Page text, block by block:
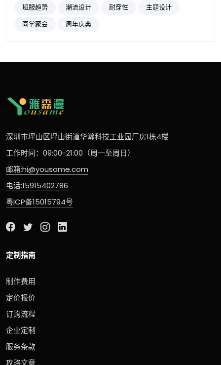
班服趋势
潮流设计 耐穿性
主题设计
同学聚会
周年庆典
深圳市坪山区坪山街道华瀚科技工业园厂房1栋4楼
工作时间：09:00-21:00（周一至周日）
邮箱:hi@yousame.com
电话:15915402786
粤ICP备15015794号
定制指南
制作费用
定价报价
订购流程
企业定制
服务条款
攻略文章